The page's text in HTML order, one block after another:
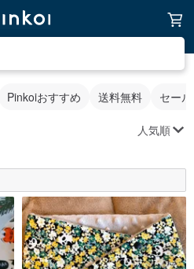
Pinkoiおすすめ 送料無料 セー
人気順